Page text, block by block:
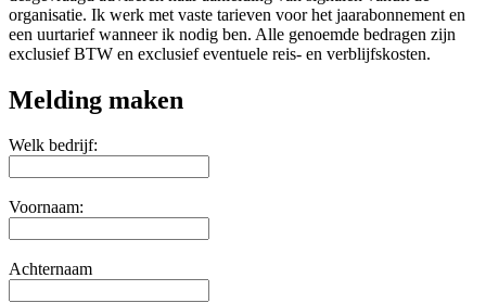
organisatie. Ik werk met vaste tarieven voor het jaarabonnement en
een uurtarief wanneer ik nodig ben. Alle genoemde bedragen zijn
exclusief BTW en exclusief eventuele reis- en verblijfskosten.
Melding maken
Welk bedrijf:
Voornaam:
Achternaam